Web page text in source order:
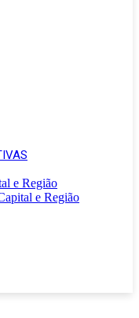
e Região
e Região